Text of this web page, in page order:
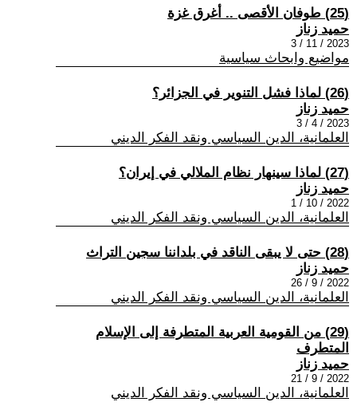
(25) طوفان الأقصى .. أغرق غزة
حميد زناز
2023 / 11 / 3
مواضيع وابحاث سياسية
(26) لماذا فشل التنوير في الجزائر؟
حميد زناز
2023 / 4 / 3
العلمانية، الدين السياسي ونقد الفكر الديني
(27) لماذا سينهار نظام الملالي في إيران؟
حميد زناز
2022 / 10 / 1
العلمانية، الدين السياسي ونقد الفكر الديني
(28) حتى لا يبقى الناقد في بلداننا سجين التراث
حميد زناز
2022 / 9 / 26
العلمانية، الدين السياسي ونقد الفكر الديني
(29) من القومية العربية المتطرفة إلى الإسلام
المتطرف
حميد زناز
2022 / 9 / 21
العلمانية، الدين السياسي ونقد الفكر الديني